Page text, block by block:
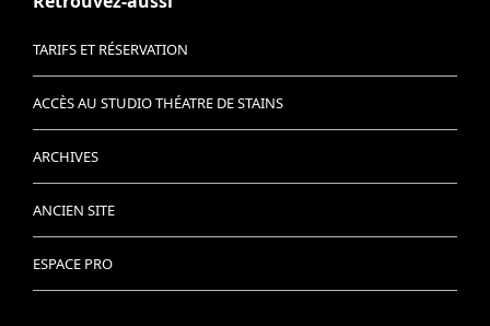
TARIFS ET RÉSERVATION
ACCÈS AU STUDIO THÉATRE DE STAINS
ARCHIVES
ANCIEN SITE
ESPACE PRO